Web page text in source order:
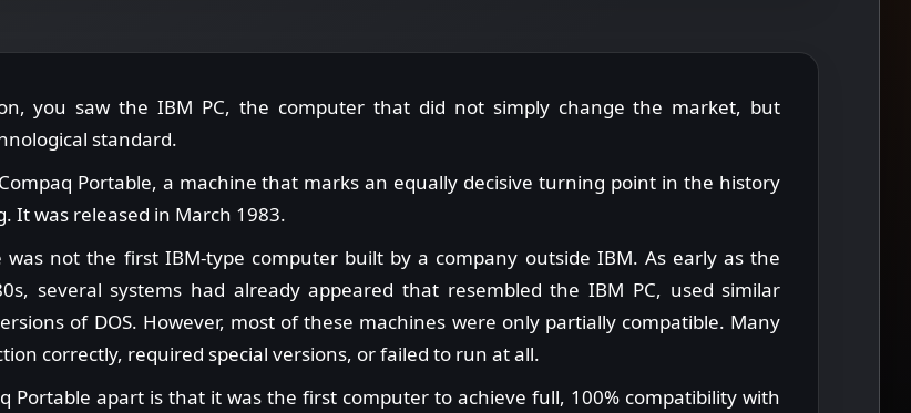
you saw the IBM PC, the computer that did not simply change the market, but
standard.
Portable, a machine that marks an equally decisive turning point in the history
It was released in March 1983.
was not the first IBM-type computer built by a company outside IBM. As early as the
several systems had already appeared that resembled the IBM PC, used similar
of DOS. However, most of these machines were only partially compatible. Many
correctly, required special versions, or failed to run at all.
Portable apart is that it was the first computer to achieve full, 100% compatibility with